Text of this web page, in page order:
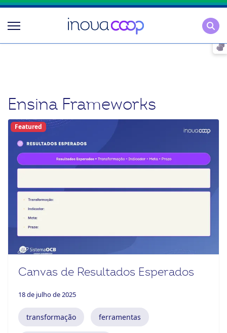
Ensina Frameworks
Featured
Canvas de Resultados Esperados
18 de julho de 2025
transformação ferramentas